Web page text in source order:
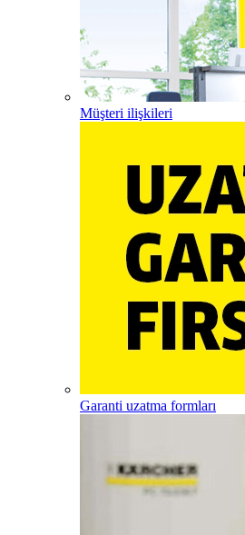
Müşteri ilişkileri
Garanti uzatma formları